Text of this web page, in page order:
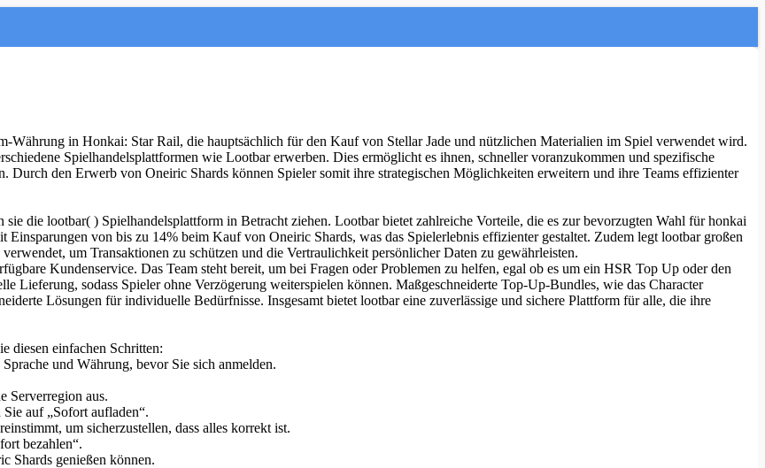
Währung in Honkai: Star Rail, die hauptsächlich für den Kauf von Stellar Jade und nützlichen Materialien im Spiel verwendet wird.
Spielhandelsplattformen wie Lootbar erwerben. Dies ermöglicht es ihnen, schneller voranzukommen und spezifische
Durch den Erwerb von Oneiric Shards können Spieler somit ihre strategischen Möglichkeiten erweitern und ihre Teams effizienter
die lootbar( ) Spielhandelsplattform in Betracht ziehen. Lootbar bietet zahlreiche Vorteile, die es zur bevorzugten Wahl für honkai
von bis zu 14% beim Kauf von Oneiric Shards, was das Spielerlebnis effizienter gestaltet. Zudem legt lootbar großen
um Transaktionen zu schützen und die Vertraulichkeit persönlicher Daten zu gewährleisten.
Kundenservice. Das Team steht bereit, um bei Fragen oder Problemen zu helfen, egal ob es um ein HSR Top Up oder den
Lieferung, sodass Spieler ohne Verzögerung weiterspielen können. Maßgeschneiderte Top-Up-Bundles, wie das Character
Lösungen für individuelle Bedürfnisse. Insgesamt bietet lootbar eine zuverlässige und sichere Plattform für alle, die ihre
diesen einfachen Schritten:
und Währung, bevor Sie sich anmelden.
Serverregion aus.
auf „Sofort aufladen“.
um sicherzustellen, dass alles korrekt ist.
bezahlen“.
Shards genießen können.